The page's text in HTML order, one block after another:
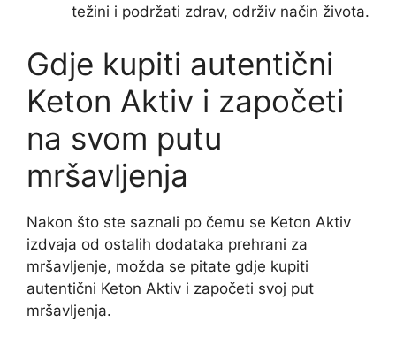
težini i podržati zdrav, održiv način života.
Gdje kupiti autentični
Keton Aktiv i započeti
na svom putu
mršavljenja
Nakon što ste saznali po čemu se Keton Aktiv
izdvaja od ostalih dodataka prehrani za
mršavljenje, možda se pitate gdje kupiti
autentični Keton Aktiv i započeti svoj put
mršavljenja.